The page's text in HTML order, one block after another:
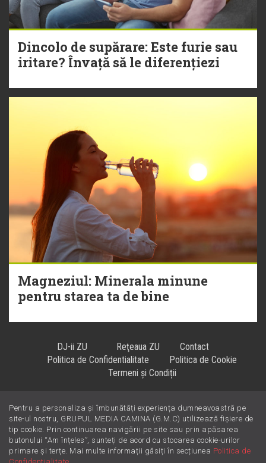
Dincolo de supărare: Este furie sau
iritare? Învață să le diferențiezi
Magneziul: Minerala minune
pentru starea ta de bine
DJ-ii ZU Reţeaua ZU
Contact
Politica de Confidentialitate
Politica de Cookie
Termeni și Condiții
Hiturile se ascultă la !
Pentru a personaliza și îmbunătăți experiența dumneavoastră pe
site-ul nostru, GRUPUL MEDIA CAMINA (G.M.C) utilizează fișiere de
tip cookie. Prin continuarea navigării pe site sau prin apăsarea
butonului “Am înțeles”, sunteți de acord cu stocarea cookie-urilor
primare și terțe. Mai multe informații găsiți în secțiunea Politica de